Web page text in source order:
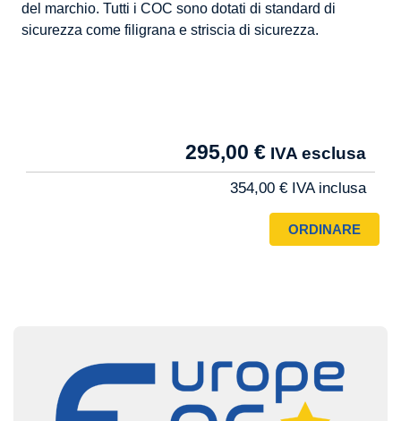
del marchio. Tutti i COC sono dotati di standard di
sicurezza come filigrana e striscia di sicurezza.
295,00 €
354,00 €